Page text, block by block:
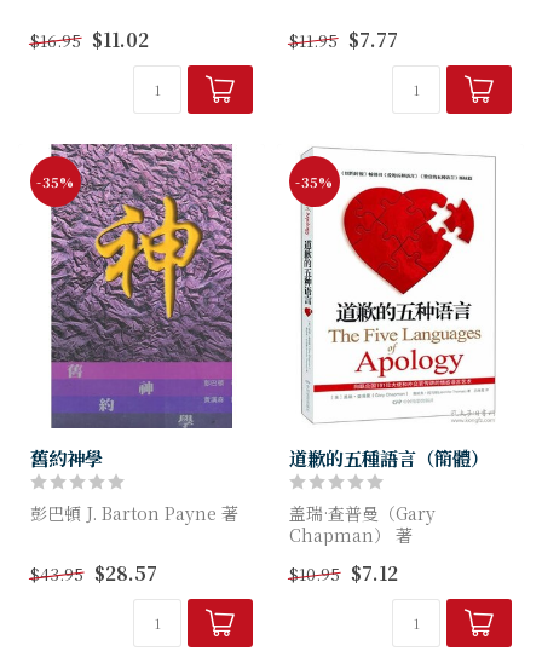
母。用對愛之語，讓青少年自
如何用40分貝教養獨生女考上
國立大學法政雙主修，還會幫
$16.95 $11.02
如何？身為基督徒如何關顧老
本書將作拋磚引玉的探討。盼
能作為對老年人的獻禮；也盼
$11.95 $7.77
-35%
舊約神學
彭巴頓 J. Barton Payne 著
聖經基礎，以及清晰而有系統
的表達，著者使你對舊約的整
體信息，及其與新約的關連，
$43.95 $28.57
-35%
道歉的五種語言（簡體）
盖瑞·查普曼（Gary
Chapman） 著
缺乏真诚而又有效的道歉，可
能是造成当下婚姻破裂的一个
极为普遍的原因。本书以鲜活
的案例、真实的故事，详细阐
$10.95 $7.12